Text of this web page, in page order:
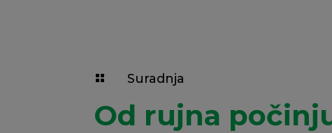
 Suradnja
Od rujna